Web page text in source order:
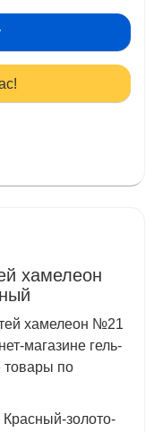
хамелеон
хамелеон №21
магазине гель-
товары по
золото-